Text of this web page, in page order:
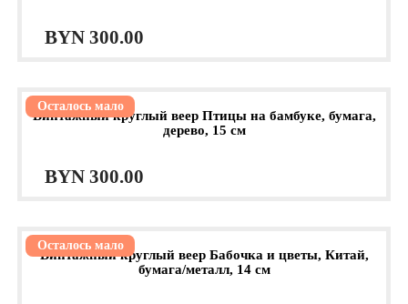
BYN 300.00
Осталось мало
Винтажный круглый веер Птицы на бамбуке, бумага,
дерево, 15 см
BYN 300.00
Осталось мало
Винтажный круглый веер Бабочка и цветы, Китай,
бумага/металл, 14 см